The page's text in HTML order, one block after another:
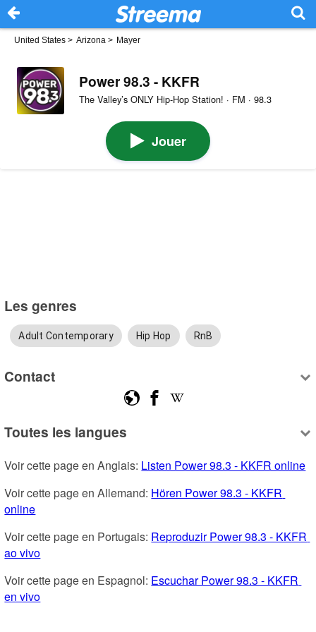
United States > Arizona > Mayer
Power 98.3 - KKFR
The Valley’s ONLY Hip-Hop Station! · FM · 98.3
Jouer
Les genres
Adult Contemporary Hip Hop RnB
Contact
Toutes les langues
Voir cette page en Anglais: Listen Power 98.3 - KKFR online
Voir cette page en Allemand: Hören Power 98.3 - KKFR
online
Voir cette page en Portugais: Reproduzir Power 98.3 - KKFR
ao vivo
Voir cette page en Espagnol: Escuchar Power 98.3 - KKFR
en vivo